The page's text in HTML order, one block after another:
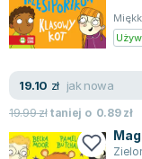
19.10 zł jak nowa
19.99złtaniej o 0.89zł